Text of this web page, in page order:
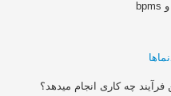
چه کاری انجام میدهد؟